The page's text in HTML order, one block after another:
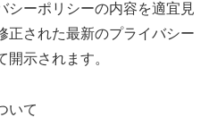
シーポリシーの内容を適宜見
正された最新のプライバシー
示されます。
いて